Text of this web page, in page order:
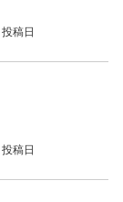
投稿日
投稿日